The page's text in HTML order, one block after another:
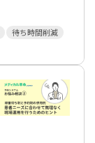
待ち時間削減